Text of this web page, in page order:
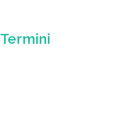
Termini